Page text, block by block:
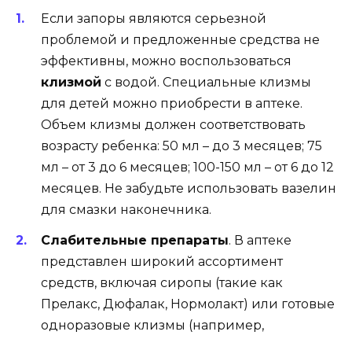
Если запоры являются серьезной
проблемой и предложенные средства не
эффективны, можно воспользоваться
клизмой с водой. Специальные клизмы
для детей можно приобрести в аптеке.
Объем клизмы должен соответствовать
возрасту ребенка: 50 мл – до 3 месяцев; 75
мл – от 3 до 6 месяцев; 100-150 мл – от 6 до 12
месяцев. Не забудьте использовать вазелин
для смазки наконечника.
Слабительные препараты. В аптеке
представлен широкий ассортимент
средств, включая сиропы (такие как
Прелакс, Дюфалак, Нормолакт) или готовые
одноразовые клизмы (например,